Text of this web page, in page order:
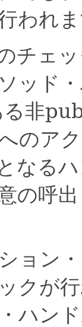
われま
チェ
ッド
る非
のア
なる
の呼
ョン
クが
ハン